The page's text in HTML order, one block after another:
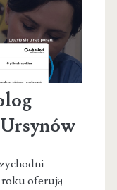
roku oferują